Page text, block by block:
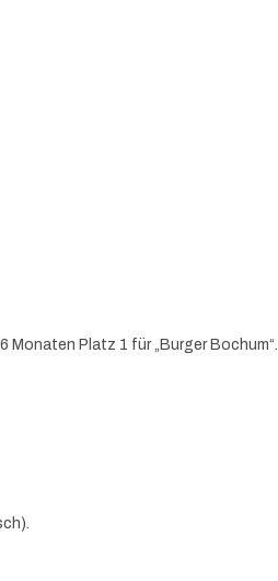
Platz 1 für „Burger Bochum“.